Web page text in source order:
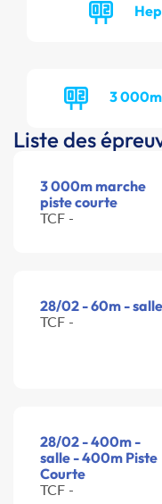
3 000m
Liste des
3 000m marche
piste courte
TCF -
28/02 - 60m - salle
TCF -
28/02 - 400m -
salle - 400m Piste
Courte
TCF -